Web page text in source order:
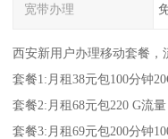
宽带办理
西安新用户办理移动套餐，
套餐1:月租38元包100分钟
套餐2:月租68元包220 G流量
套餐3:月租69元包200分钟